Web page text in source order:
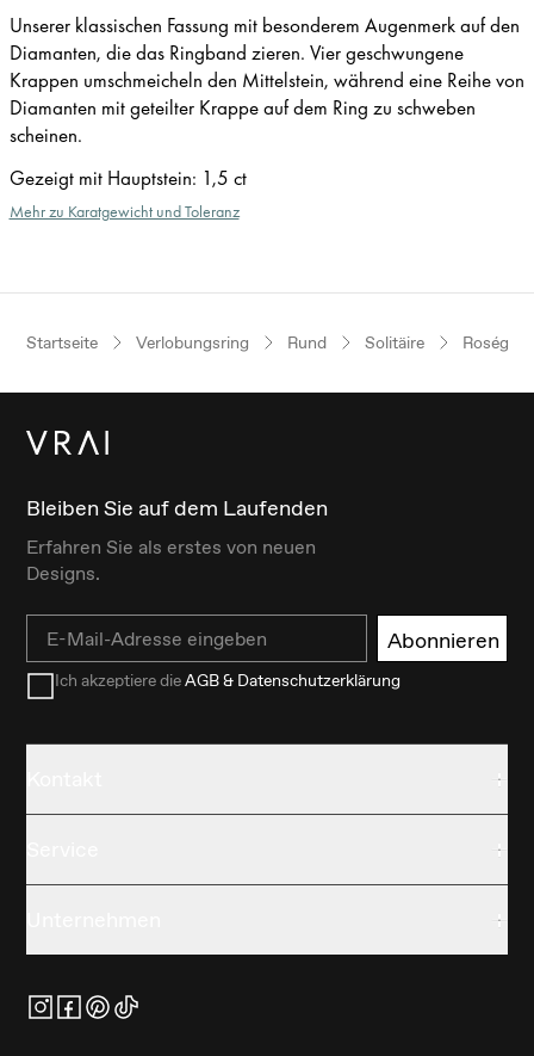
Unserer klassischen Fassung mit besonderem Augenmerk auf den
Diamanten, die das Ringband zieren. Vier geschwungene
Krappen umschmeicheln den Mittelstein, während eine Reihe von
Diamanten mit geteilter Krappe auf dem Ring zu schweben
scheinen.
Gezeigt mit Hauptstein: 1,5 ct
Mehr zu Karatgewicht und Toleranz
Startseite Verlobungsring Rund Solitäire Roségold
Bleiben Sie auf dem Laufenden
Erfahren Sie als erstes von neuen
Designs.
Email Abonnieren
Ich akzeptiere dieAGB & Datenschutzerklärung